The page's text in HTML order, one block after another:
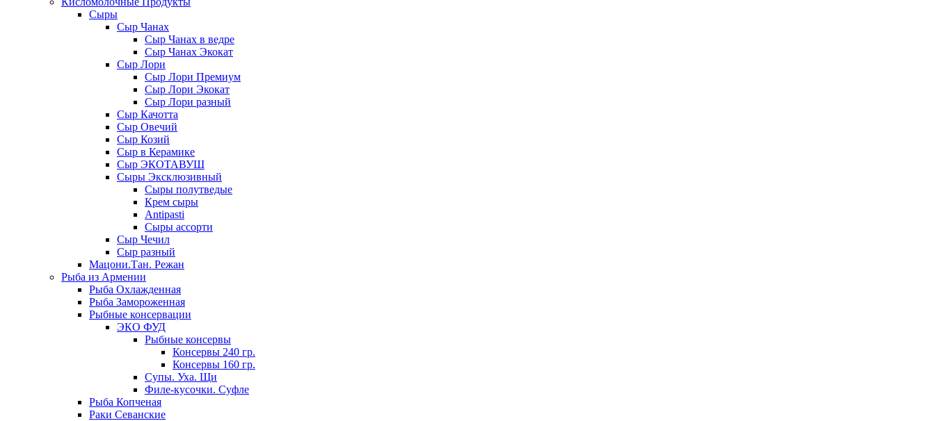
Сыры
Сыр Чанах
Сыр Чанах в ведре
Сыр Чанах Экокат
Сыр Лори
Сыр Лори Премиум
Сыр Лори Экокат
Сыр Лори разный
Сыр Качотта
Сыр Овечий
Сыр Козий
Сыр в Керамике
Сыр ЭКОТАВУШ
Сыры Эксклюзивный
Сыры полутведые
Крем сыры
Antipasti
Сыры ассорти
Сыр Чечил
Сыр разный
Мацони.Тан. Режан
Рыба из Армении
Рыба Охлажденная
Рыба Замороженная
Рыбные консервации
ЭКО ФУД
Рыбные консервы
Консервы 240 гр.
Консервы 160 гр.
Супы. Уха. Щи
Филе-кусочки. Суфле
Рыба Копченая
Раки Севанские